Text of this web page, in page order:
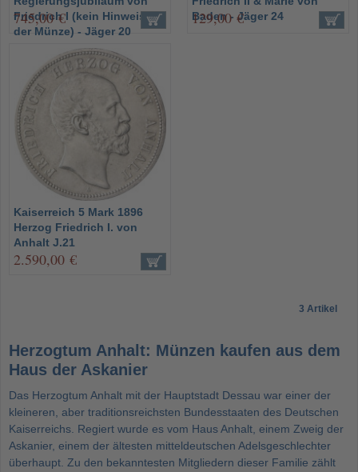
Friedrich I (kein Hinweis auf
der Münze) - Jäger 20
745,00 €
Baden - Jäger 24
129,00 €
Kaiserreich 5 Mark 1896
Herzog Friedrich I. von
Anhalt J.21
2.590,00 €
3 Artikel
Herzogtum Anhalt: Münzen kaufen aus dem
Haus der Askanier
Das Herzogtum Anhalt mit der Hauptstadt Dessau war einer der
kleineren, aber traditionsreichsten Bundesstaaten des Deutschen
Kaiserreichs. Regiert wurde es vom Haus Anhalt, einem Zweig der
Askanier, einem der ältesten mitteldeutschen Adelsgeschlechter
überhaupt. Zu den bekanntesten Mitgliedern dieser Familie zählt